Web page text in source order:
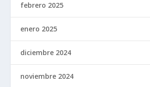
febrero 2025
enero 2025
diciembre 2024
noviembre 2024